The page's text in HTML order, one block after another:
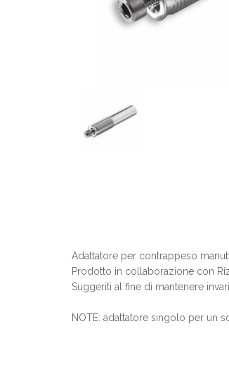
Adattatore per contrappeso
Prodotto in collaborazione con
Suggeriti al fine di mantenere
NOTE: adattatore singolo per un